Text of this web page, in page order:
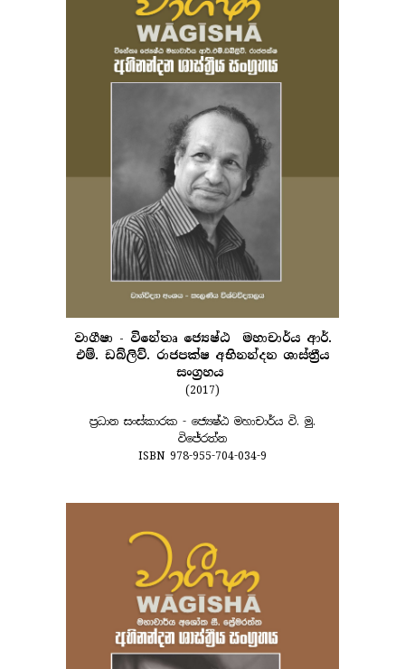
වාගීෂා - විනේතෘ ජ්‍යෙෂ්ඨ මහාචාර්ය ආර්.
එම්. ඩබ්ලිව්. රාජපක්ෂ අභිනන්දන ශාස්ත්‍රීය
සංග්‍රහය
(2017)
ප්‍රධාන සංස්කාරක - ජ්‍යෙෂ්ඨ මහාචාර්ය වි. මු.
විජේරත්න
ISBN 978-955-704-034-9